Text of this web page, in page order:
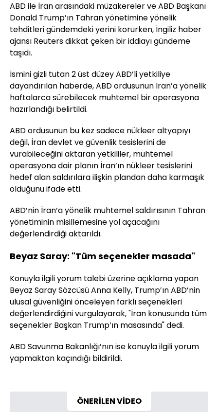
ABD ile İran arasındaki müzakereler ve ABD Başkanı
Donald Trump’ın Tahran yönetimine yönelik
tehditleri gündemdeki yerini korurken, İngiliz haber
ajansı Reuters dikkat çeken bir iddiayı gündeme
taşıdı.
İsmini gizli tutan 2 üst düzey ABD’li yetkiliye
dayandırılan haberde, ABD ordusunun İran’a yönelik
haftalarca sürebilecek muhtemel bir operasyona
hazırlandığı belirtildi.
ABD ordusunun bu kez sadece nükleer altyapıyı
değil, İran devlet ve güvenlik tesislerini de
vurabileceğini aktaran yetkililer, muhtemel
operasyona dair planın İran’ın nükleer tesislerini
hedef alan saldırılara ilişkin plandan daha karmaşık
olduğunu ifade etti.
ABD’nin İran’a yönelik muhtemel saldırısının Tahran
yönetiminin misillemesine yol açacağını
değerlendirdiği aktarıldı.
Beyaz Saray: "Tüm seçenekler masada"
Konuyla ilgili yorum talebi üzerine açıklama yapan
Beyaz Saray Sözcüsü Anna Kelly, Trump’ın ABD’nin
ulusal güvenliğini önceleyen farklı seçenekleri
değerlendirdiğini vurgulayarak, "İran konusunda tüm
seçenekler Başkan Trump’ın masasında" dedi.
ABD Savunma Bakanlığı’nın ise konuyla ilgili yorum
yapmaktan kaçındığı bildirildi.
ÖNERİLEN VİDEO